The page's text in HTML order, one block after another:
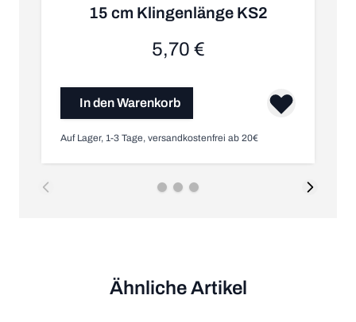
15 cm Klingenlänge KS2
5,70 €
In den Warenkorb
Auf Lager, 1-3 Tage, versandkostenfrei ab 20€
Ähnliche Artikel